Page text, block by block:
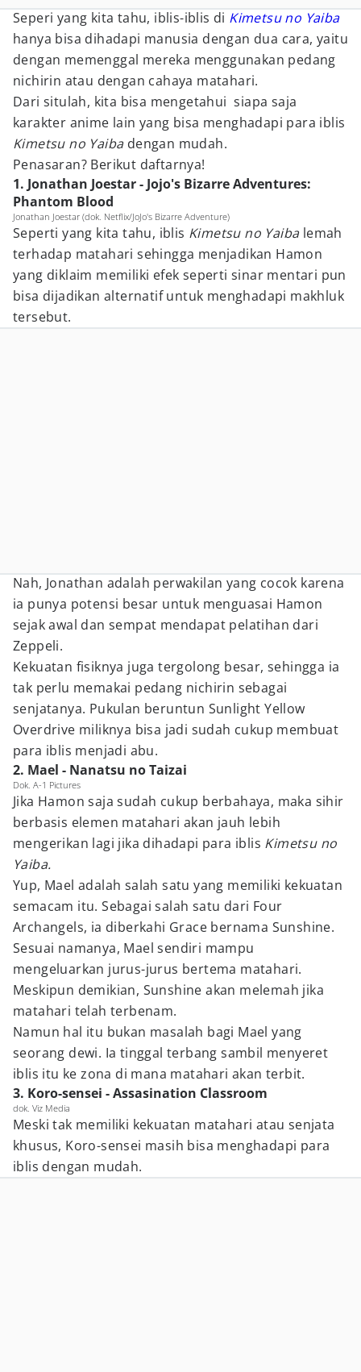
Seperi yang kita tahu, iblis-iblis di Kimetsu no Yaiba
hanya bisa dihadapi manusia dengan dua cara, yaitu
dengan memenggal mereka menggunakan pedang
nichirin atau dengan cahaya matahari.
Dari situlah, kita bisa mengetahui siapa saja
karakter anime lain yang bisa menghadapi para iblis
Kimetsu no Yaiba dengan mudah.
Penasaran? Berikut daftarnya!
1. Jonathan Joestar - Jojo's Bizarre Adventures:
Phantom Blood
Jonathan Joestar (dok. Netflix/JoJo's Bizarre Adventure)
Seperti yang kita tahu, iblis Kimetsu no Yaiba lemah
terhadap matahari sehingga menjadikan Hamon
yang diklaim memiliki efek seperti sinar mentari pun
bisa dijadikan alternatif untuk menghadapi makhluk
tersebut.
Nah, Jonathan adalah perwakilan yang cocok karena
ia punya potensi besar untuk menguasai Hamon
sejak awal dan sempat mendapat pelatihan dari
Zeppeli.
Kekuatan fisiknya juga tergolong besar, sehingga ia
tak perlu memakai pedang nichirin sebagai
senjatanya. Pukulan beruntun Sunlight Yellow
Overdrive miliknya bisa jadi sudah cukup membuat
para iblis menjadi abu.
2. Mael - Nanatsu no Taizai
Dok. A-1 Pictures
Jika Hamon saja sudah cukup berbahaya, maka sihir
berbasis elemen matahari akan jauh lebih
mengerikan lagi jika dihadapi para iblis Kimetsu no
Yaiba.
Yup, Mael adalah salah satu yang memiliki kekuatan
semacam itu. Sebagai salah satu dari Four
Archangels, ia diberkahi Grace bernama Sunshine.
Sesuai namanya, Mael sendiri mampu
mengeluarkan jurus-jurus bertema matahari.
Meskipun demikian, Sunshine akan melemah jika
matahari telah terbenam.
Namun hal itu bukan masalah bagi Mael yang
seorang dewi. Ia tinggal terbang sambil menyeret
iblis itu ke zona di mana matahari akan terbit.
3. Koro-sensei - Assasination Classroom
dok. Viz Media
Meski tak memiliki kekuatan matahari atau senjata
khusus, Koro-sensei masih bisa menghadapi para
iblis dengan mudah.